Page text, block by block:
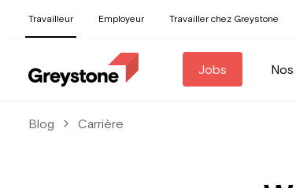
Travailleur Employeur Travailler chez Greystone
Jobs
Blog
Carrière